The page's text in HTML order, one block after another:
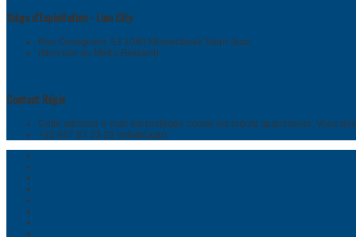
Siège d'Exploitation - Lion City
Rue Osseghem, 53 1080 Momenbeek Saint Jean
(Non loin du Métro Bekkant)
Contact Régie
Cette adresse e-mail est protégée contre les robots spammeurs. Vous
+32 467 87 23 29 (whats'app)